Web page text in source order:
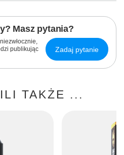
Masz pytania?
publikując
Zadaj pytanie
TAKŻE ...